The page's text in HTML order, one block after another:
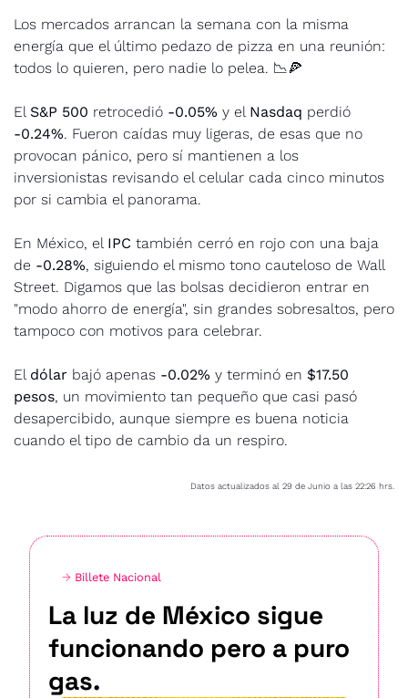
Los mercados arrancan la semana con la misma
energía que el último pedazo de pizza en una reunión:
todos lo quieren, pero nadie lo pelea. 📉🍕
El S&P 500 retrocedió -0.05% y el Nasdaq
-0.24%. Fueron caídas muy ligeras, de esas que no
provocan pánico, pero sí mantienen a los
inversionistas revisando el celular cada cinco minutos
por si cambia el panorama.
En México, el IPC también cerró en rojo con una baja
de -0.28%, siguiendo el mismo tono cauteloso de Wall
Street. Digamos que las bolsas decidieron entrar en
"modo ahorro de energía", sin grandes sobresaltos, pero
tampoco con motivos para celebrar.
El dólar bajó apenas -0.02% y terminó en $17.50
pesos, un movimiento tan pequeño que casi pasó
desapercibido, aunque siempre es buena noticia
cuando el tipo de cambio da un respiro.
Datos actualizados al 29 de Junio a las 22:26 hrs.
→ Billete Nacional
La luz de México sigue
funcionando pero a puro
gas.